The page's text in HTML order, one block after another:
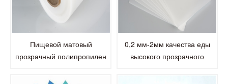
Пищевой матовый
прозрачный полипропилен
0,2 мм-2мм качества еды
высокого прозрачного